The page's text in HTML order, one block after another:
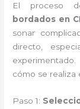
El proceso
bordados en
sonar
directo,
cómo se realiza
Paso 1: